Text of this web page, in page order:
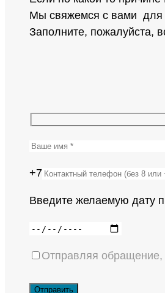
Мы свяжемся с вами для
Заполните, пожалуйста,
+7
Введите желаемую дату
Отправляя